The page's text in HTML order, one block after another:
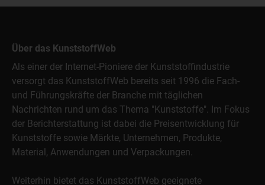
Über das KunststoffWeb
Als einer der Internet-Pioniere der Kunststoffindustrie
versorgt das KunststoffWeb bereits seit 1996 die Fach-
und Führungskräfte der Branche mit täglichen
Nachrichten rund um das Thema "Kunststoffe". Im Fokus
der Berichterstattung ist dabei die Preisentwicklung für
Kunststoffe sowie Märkte, Unternehmen, Produkte,
Material, Anwendungen und Verpackungen.
Weiterhin bietet das KunststoffWeb geeignete